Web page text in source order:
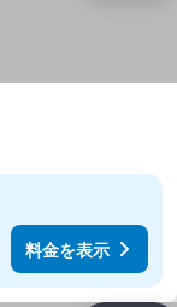
料金を表示